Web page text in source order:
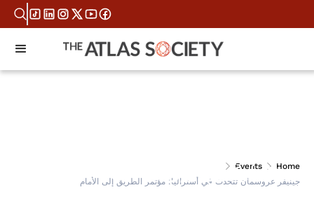
Home
Events
جينيفر غروسمان تتحدث في أستراليا: مؤتمر الطريق إلى الأمام
جينيفر غروسمان تتحدث
في أستراليا: مؤتمر